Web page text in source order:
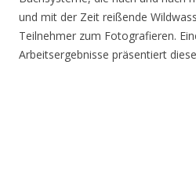
und mit der Zeit reißende
Teilnehmer zum Fotografieren.
Arbeitsergebnisse präsentiert